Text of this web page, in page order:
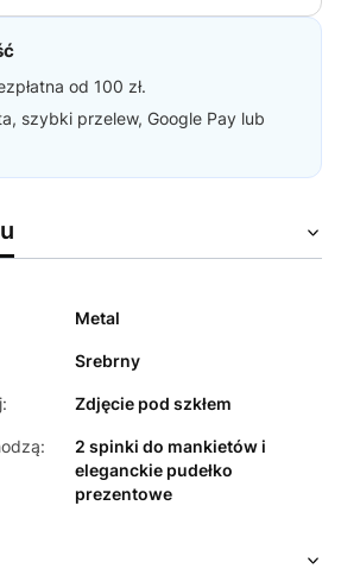
od 100 zł.
szybki przelew, Google Pay lub
Metal
Srebrny
Zdjęcie pod szkłem
2 spinki do mankietów i
eleganckie pudełko
prezentowe